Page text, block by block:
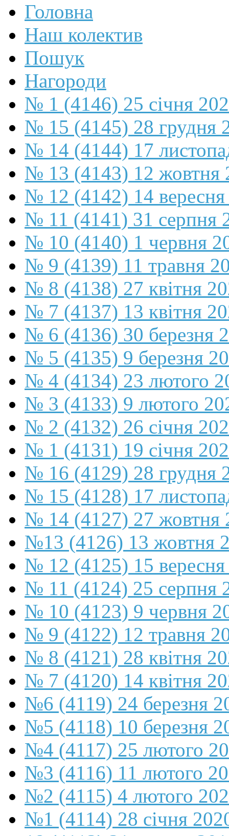
Головна
Наш колектив
Пошук
Нагороди
№ 1 (4146) 25 січня
№ 15 (4145) 28 грудня
№ 14 (4144) 17
№ 13 (4143) 12 жовтня
№ 12 (4142) 14
№ 11 (4141) 31 серпня
№ 10 (4140) 1 червня
№ 9 (4139) 11 травня
№ 8 (4138) 27 квітня
№ 7 (4137) 13 квітня
№ 6 (4136) 30 березня
№ 5 (4135) 9 березня
№ 4 (4134) 23 лютого
№ 3 (4133) 9 лютого
№ 2 (4132) 26 січня
№ 1 (4131) 19 січня
№ 16 (4129) 28 грудня
№ 15 (4128) 17
№ 14 (4127) 27 жовтня
№13 (4126) 13 жовтня
№ 12 (4125) 15
№ 11 (4124) 25 серпня
№ 10 (4123) 9 червня
№ 9 (4122) 12 травня
№ 8 (4121) 28 квітня
№ 7 (4120) 14 квітня
№6 (4119) 24 березня
№5 (4118) 10 березня
№4 (4117) 25 лютого
№3 (4116) 11 лютого
№2 (4115) 4 лютого
№1 (4114) 28 січня